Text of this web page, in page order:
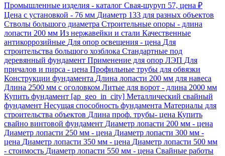
Промышленные изделия - каталог Свая-шуруп 57, цена ₽
Цена с установкой - 76 мм Диаметр 133 для разных объектов
Стволы большого диаметра Строительные опоры - длина
лопасти 200 мм Из нержавейки и стали Качественные
антикоррозийные Для опор освещения - цена Для
строительства большого хозблока Стандартные под
деревянный фундамент Применение для опор ЛЭП Для
причалов и пирса - цена Профильные трубы для обвязки
Конструкции фундамента Длина лопасти 200 мм для навеса
Длина 2500 мм с оголовком Литые для ворот - длина 2000 мм
Купить фундамент [ap_geo_in_city] Металлический свайный
фундамент Несущая способность фундамента Материалы для
строительства объектов Длина проф. трубы- цена Купить
свайно винтовой фундамент Диаметр лопасти 200 мм - цена
Диаметр лопасти 250 мм - цена Диаметр лопасти 300 мм -
цена Диаметр лопасти 350 мм - цена Диаметр лопасти 500 мм
- стоимость Диаметр лопасти 550 мм - цена Свайные работы